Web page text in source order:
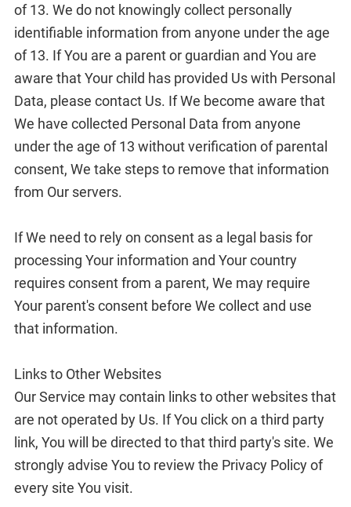
of 13. We do not knowingly collect personally
identifiable information from anyone under the age
of 13. If You are a parent or guardian and You are
aware that Your child has provided Us with Personal
Data, please contact Us. If We become aware that
We have collected Personal Data from anyone
under the age of 13 without verification of parental
consent, We take steps to remove that information
from Our servers.
If We need to rely on consent as a legal basis for
processing Your information and Your country
requires consent from a parent, We may require
Your parent's consent before We collect and use
that information.
Links to Other Websites
Our Service may contain links to other websites that
are not operated by Us. If You click on a third party
link, You will be directed to that third party's site. We
strongly advise You to review the Privacy Policy of
every site You visit.